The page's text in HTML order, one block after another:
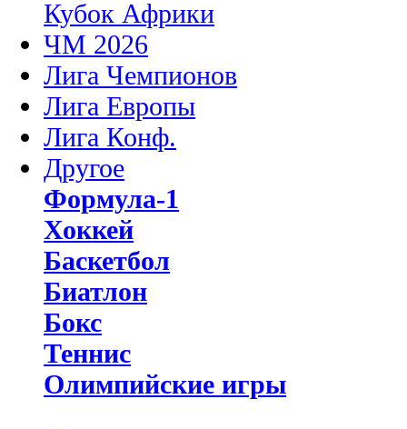
Кубок Африки
ЧМ 2026
Лига Чемпионов
Лига Европы
Лига Конф.
Другое
Формула-1
Хоккей
Баскетбол
Биатлон
Бокс
Теннис
Олимпийские игры